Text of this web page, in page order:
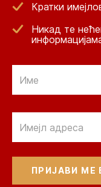
Кратки
Никад те